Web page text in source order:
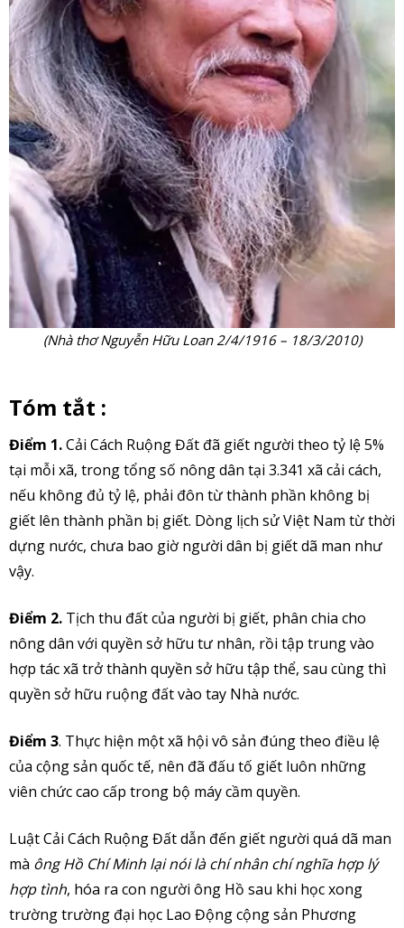
(Nhà thơ Nguyễn Hữu Loan 2/4/1916 – 18/3/2010)
Tóm tắt :
Điểm 1.Cải Cách Ruộng Đất đã giết người theo tỷ lệ 5%
tại mỗi xã, trong tổng số nông dân tại 3.341 xã cải cách,
nếu không đủ tỷ lệ, phải đôn từ thành phần không bị
giết lên thành phần bị giết. Dòng lịch sử Việt Nam từ thời
dựng nước, chưa bao giờ người dân bị giết dã man như
vậy.
Điểm 2. Tịch thu đất của người bị giết, phân chia cho
nông dân với quyền sở hữu tư nhân, rồi tập trung vào
hợp tác xã trở thành quyền sở hữu tập thể, sau cùng thì
quyền sở hữu ruộng đất vào tay Nhà nước.
Điểm 3. Thực hiện một xã hội vô sản đúng theo điều lệ
của cộng sản quốc tế, nên đã đấu tố giết luôn những
viên chức cao cấp trong bộ máy cầm quyền.
Luật Cải Cách Ruộng Đất dẫn đến giết người quá dã man
mà ông Hồ Chí Minh lại nói là chí nhân chí nghĩa hợp lý
hợp tình, hóa ra con người ông Hồ sau khi học xong
trường trường đại học Lao Động cộng sản Phương